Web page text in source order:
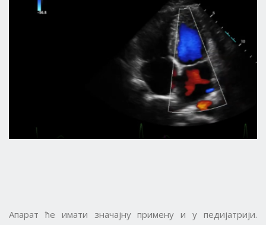
Апарат ће имати значајну примену и у педијатрији.